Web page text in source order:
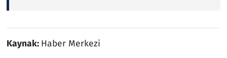
Kaynak: Haber Merkezi